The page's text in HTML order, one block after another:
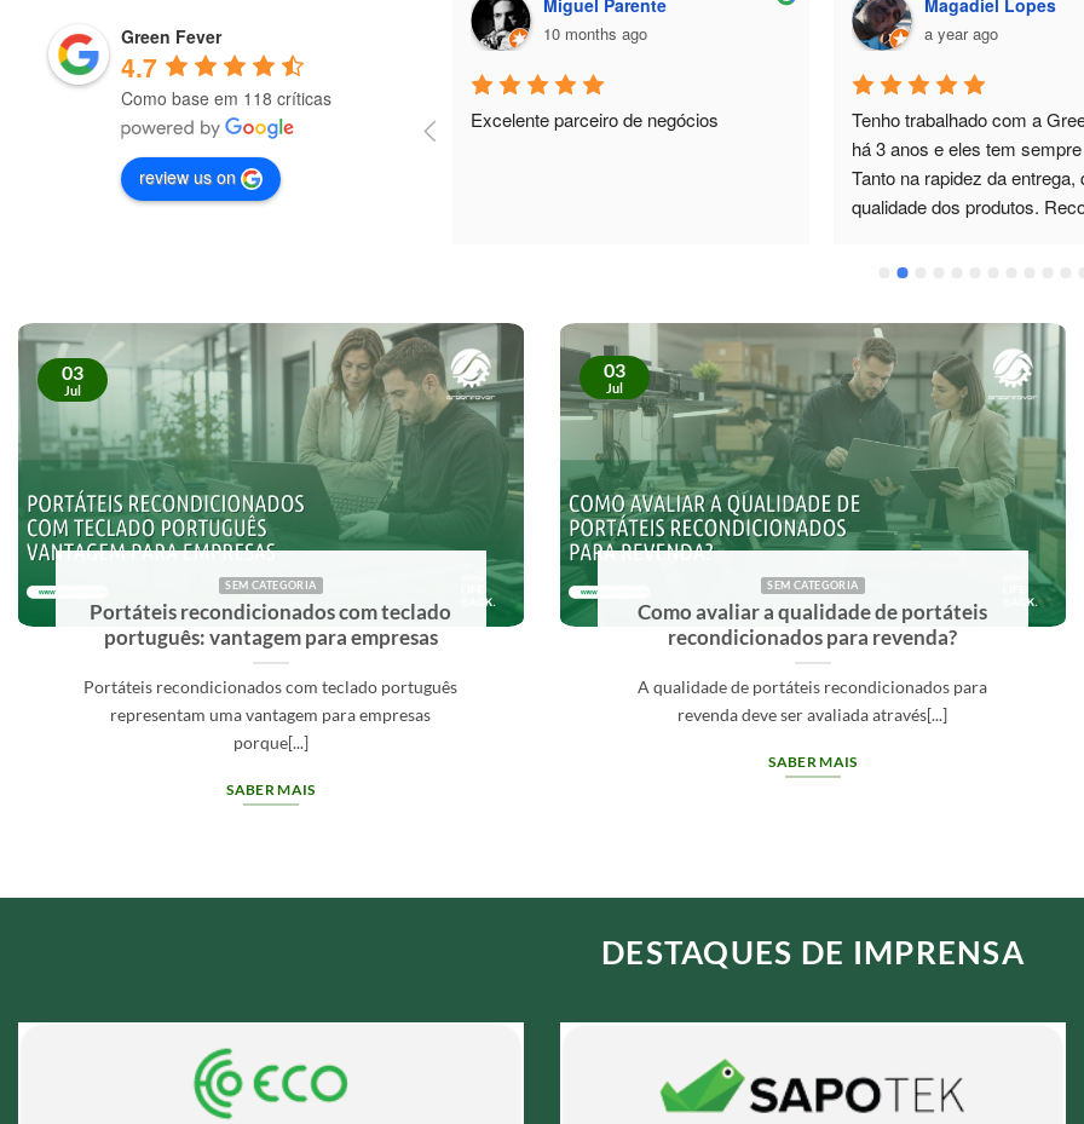
Green Fever
4.7
Como base em 118 críticas
review us on
10 months ago
Excelente parceiro de negócios
Magadiel Lopes
a year ago
Tenho trabalhado com a Greenfever já
João Guimarães
a year ago
Tinha algumas dúvidas sobre
de um monitor para
sorte de contar com a ajuda
Dias. O profissionalismo,
esclareceu todas as minhas
monitor de excelente
superou as minhas
futuro, sei exatamente a
Recomendo vivamente!
SEM CATEGORIA
Fornecedor de computadores para
empresas: critérios de escolha
Um fornecedor de computadores para empresas
deve oferecer mais do que[...]
03
Jul
SEM CATEGORIA
Como comprar material informático para
revenda com mais segurança?
Comprar material informático para revenda com
segurança exige avaliar o fornecedor,[...]
SABER MAIS
03
Jul
DESTAQUES DE IMPRENSA